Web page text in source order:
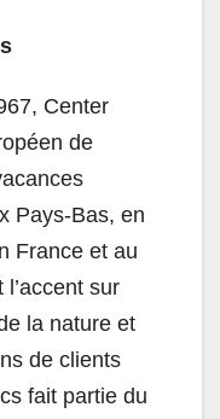
Center
de
Pays-Bas, en
France et au
sur
la nature et
de clients
fait partie du